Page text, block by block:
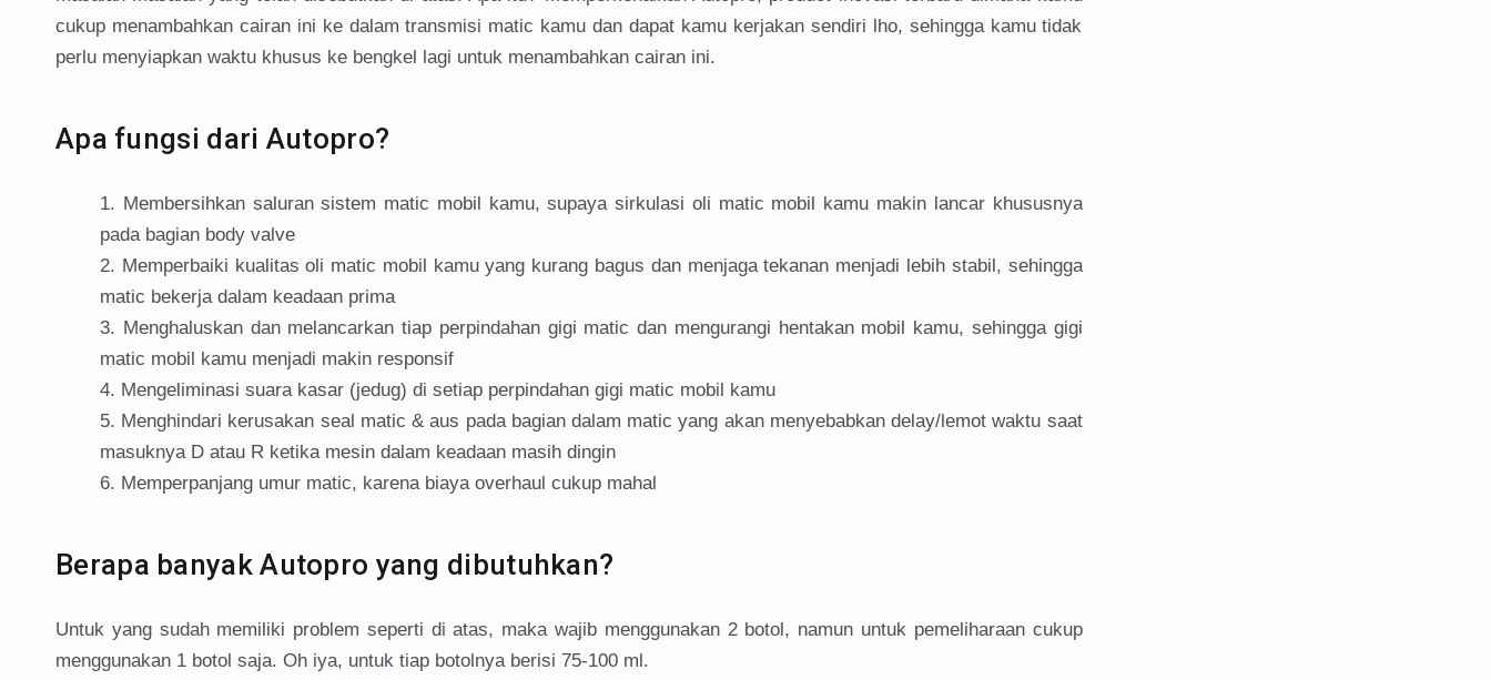
cukup menambahkan cairan ini ke dalam transmisi matic kamu dan dapat kamu kerjakan sendiri lho, sehingga kamu tidak
perlu menyiapkan waktu khusus ke bengkel lagi untuk menambahkan cairan ini.
Apa fungsi dari Autopro?
Membersihkan saluran sistem matic mobil kamu, supaya sirkulasi oli matic mobil kamu makin lancar khususnya
pada bagian body valve
Memperbaiki kualitas oli matic mobil kamu yang kurang bagus dan menjaga tekanan menjadi lebih stabil, sehingga
matic bekerja dalam keadaan prima
Menghaluskan dan melancarkan tiap perpindahan gigi matic dan mengurangi hentakan mobil kamu, sehingga gigi
matic mobil kamu menjadi makin responsif
Mengeliminasi suara kasar (jedug) di setiap perpindahan gigi matic mobil kamu
Menghindari kerusakan seal matic & aus pada bagian dalam matic yang akan menyebabkan delay/lemot waktu saat
masuknya D atau R ketika mesin dalam keadaan masih dingin
Memperpanjang umur matic, karena biaya overhaul cukup mahal
Berapa banyak Autopro yang dibutuhkan?
Untuk yang sudah memiliki problem seperti di atas, maka wajib menggunakan 2 botol, namun untuk pemeliharaan cukup
menggunakan 1 botol saja. Oh iya, untuk tiap botolnya berisi 75-100 ml.